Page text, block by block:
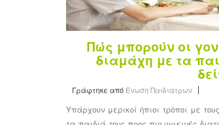
Πώς μπορούν οι
διαμάχη με τα
Γράφτηκε από Ένωση Παιδιάτρων
Υπάρχουν μερικοί ήπιοι τρόποι με